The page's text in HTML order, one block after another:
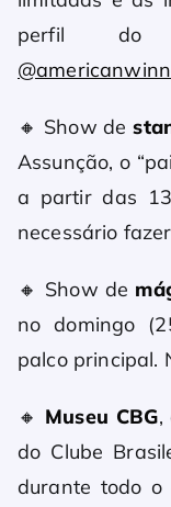
perfil do
🔸 Show de
Assunção, o
a partir das
necessário
🔸 Show de
no domingo
palco principal.
🔸 Museu CBG,
do Clube
durante todo o